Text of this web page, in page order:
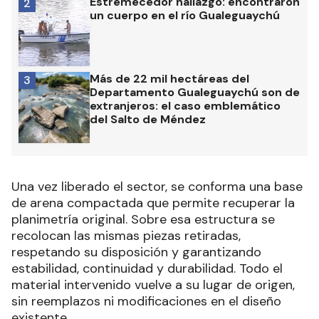
un cuerpo en el río Gualeguaychú
2
Más de 22 mil hectáreas del
Departamento Gualeguaychú son de
extranjeros: el caso emblemático
del Salto de Méndez
3
Una vez liberado el sector, se conforma una base
de arena compactada que permite recuperar la
planimetría original. Sobre esa estructura se
recolocan las mismas piezas retiradas,
respetando su disposición y garantizando
estabilidad, continuidad y durabilidad. Todo el
material intervenido vuelve a su lugar de origen,
sin reemplazos ni modificaciones en el diseño